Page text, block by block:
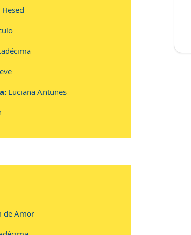
Hesed
Luciana Antunes
de Amor